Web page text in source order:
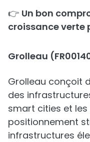
👉 Un bon
croissance verte
Grolleau
Grolleau conçoit
des
smart cities et les
positionnement
infrastructures